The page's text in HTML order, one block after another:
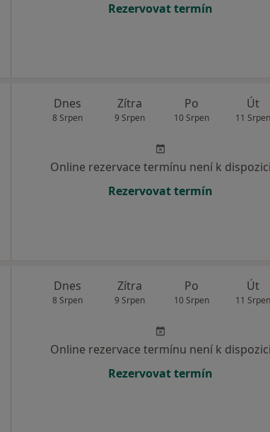
Rezervovat termín
Dnes
8 Srpen
Zítra
9 Srpen
Po
10 Srpen
Út
11 Srpen
Online rezervace termínu není k dispozici
Rezervovat termín
Dnes
8 Srpen
Zítra
9 Srpen
Po
10 Srpen
Út
11 Srpen
Online rezervace termínu není k dispozici
Rezervovat termín